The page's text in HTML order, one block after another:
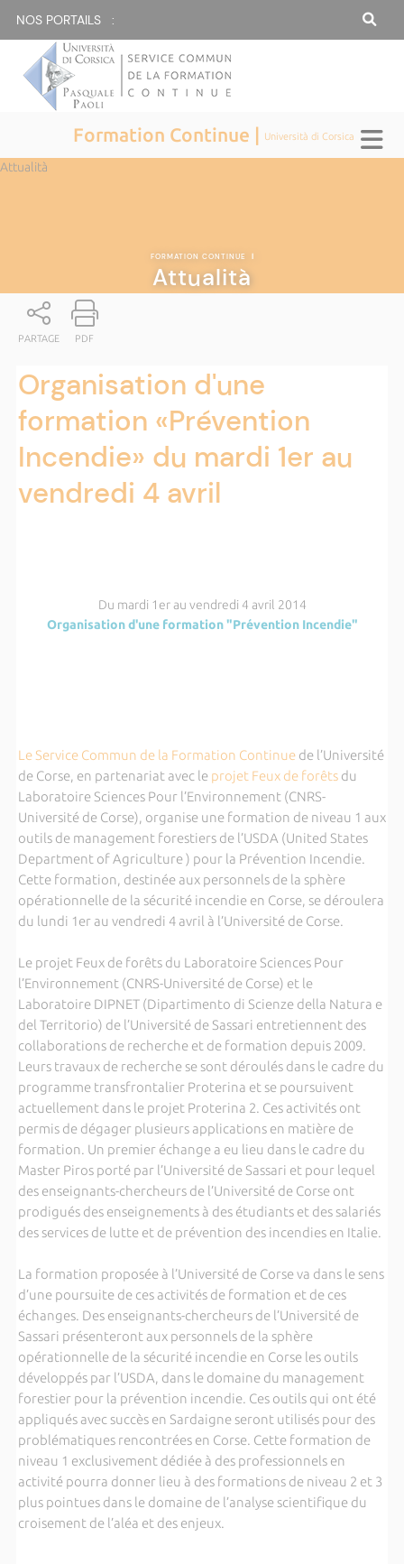
NOS PORTAILS :
Formation Continue | Università di Corsica
Attualità
FORMATION CONTINUE |
Attualità
PARTAGE PDF
Organisation d'une
formation «Prévention
Incendie» du mardi 1er au
vendredi 4 avril
Du mardi 1er au vendredi 4 avril 2014
Organisation d'une formation "Prévention Incendie"
Le Service Commun de la Formation Continuede l’Université
de Corse, en partenariat avec le projet Feux de forêtsdu
Laboratoire Sciences Pour l’Environnement (CNRS-
Université de Corse), organise une formation de niveau 1 aux
outils de management forestiers de l’USDA (United States
Department of Agriculture ) pour la Prévention Incendie.
Cette formation, destinée aux personnels de la sphère
opérationnelle de la sécurité incendie en Corse, se déroulera
du lundi 1er au vendredi 4 avril à l’Université de Corse.
Le projet Feux de forêts du Laboratoire Sciences Pour
l’Environnement (CNRS-Université de Corse) et le
Laboratoire DIPNET (Dipartimento di Scienze della Natura e
del Territorio) de l’Université de Sassari entretiennent des
collaborations de recherche et de formation depuis 2009.
Leurs travaux de recherche se sont déroulés dans le cadre du
programme transfrontalier Proterina et se poursuivent
actuellement dans le projet Proterina 2. Ces activités ont
permis de dégager plusieurs applications en matière de
formation. Un premier échange a eu lieu dans le cadre du
Master Piros porté par l’Université de Sassari et pour lequel
des enseignants-chercheurs de l’Université de Corse ont
prodigués des enseignements à des étudiants et des salariés
des services de lutte et de prévention des incendies en Italie.
La formation proposée à l’Université de Corse va dans le sens
d’une poursuite de ces activités de formation et de ces
échanges. Des enseignants-chercheurs de l’Université de
Sassari présenteront aux personnels de la sphère
opérationnelle de la sécurité incendie en Corse les outils
développés par l’USDA, dans le domaine du management
forestier pour la prévention incendie. Ces outils qui ont été
appliqués avec succès en Sardaigne seront utilisés pour des
problématiques rencontrées en Corse. Cette formation de
niveau 1 exclusivement dédiée à des professionnels en
activité pourra donner lieu à des formations de niveau 2 et 3
plus pointues dans le domaine de l’analyse scientifique du
croisement de l’aléa et des enjeux.